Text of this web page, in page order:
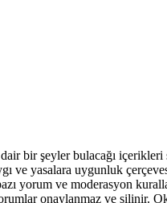
bir şeyler bulacağı
ve yasalara uygunluk
yorum ve moderasyon
onaylanmaz ve silinir.